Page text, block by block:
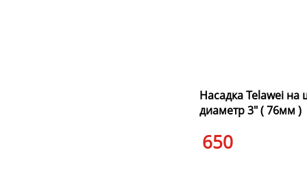
Насадка Telawei на
диаметр 3" ( 76мм )
650